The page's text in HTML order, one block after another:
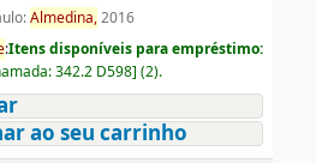
Almedina,2016
:Itens disponíveis para empréstimo:
342.2 D598] (2).
ao seu carrinho